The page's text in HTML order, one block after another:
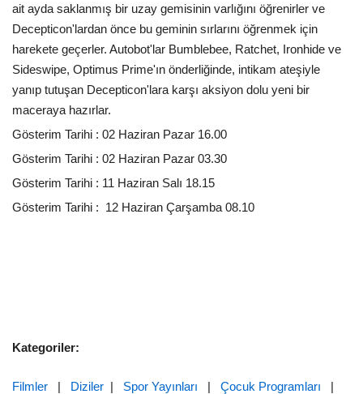
ait ayda saklanmış bir uzay gemisinin varlığını öğrenirler ve
Decepticon'lardan önce bu geminin sırlarını öğrenmek için
harekete geçerler. Autobot'lar Bumblebee, Ratchet, Ironhide ve
Sideswipe, Optimus Prime'ın önderliğinde, intikam ateşiyle
yanıp tutuşan Decepticon'lara karşı aksiyon dolu yeni bir
maceraya hazırlar.
Gösterim Tarihi : 02 Haziran Pazar 16.00
Gösterim Tarihi : 02 Haziran Pazar 03.30
Gösterim Tarihi : 11 Haziran Salı 18.15
Gösterim Tarihi : 12 Haziran Çarşamba 08.10
Kategoriler:
Filmler | Diziler | Spor Yayınları | Çocuk Programları |